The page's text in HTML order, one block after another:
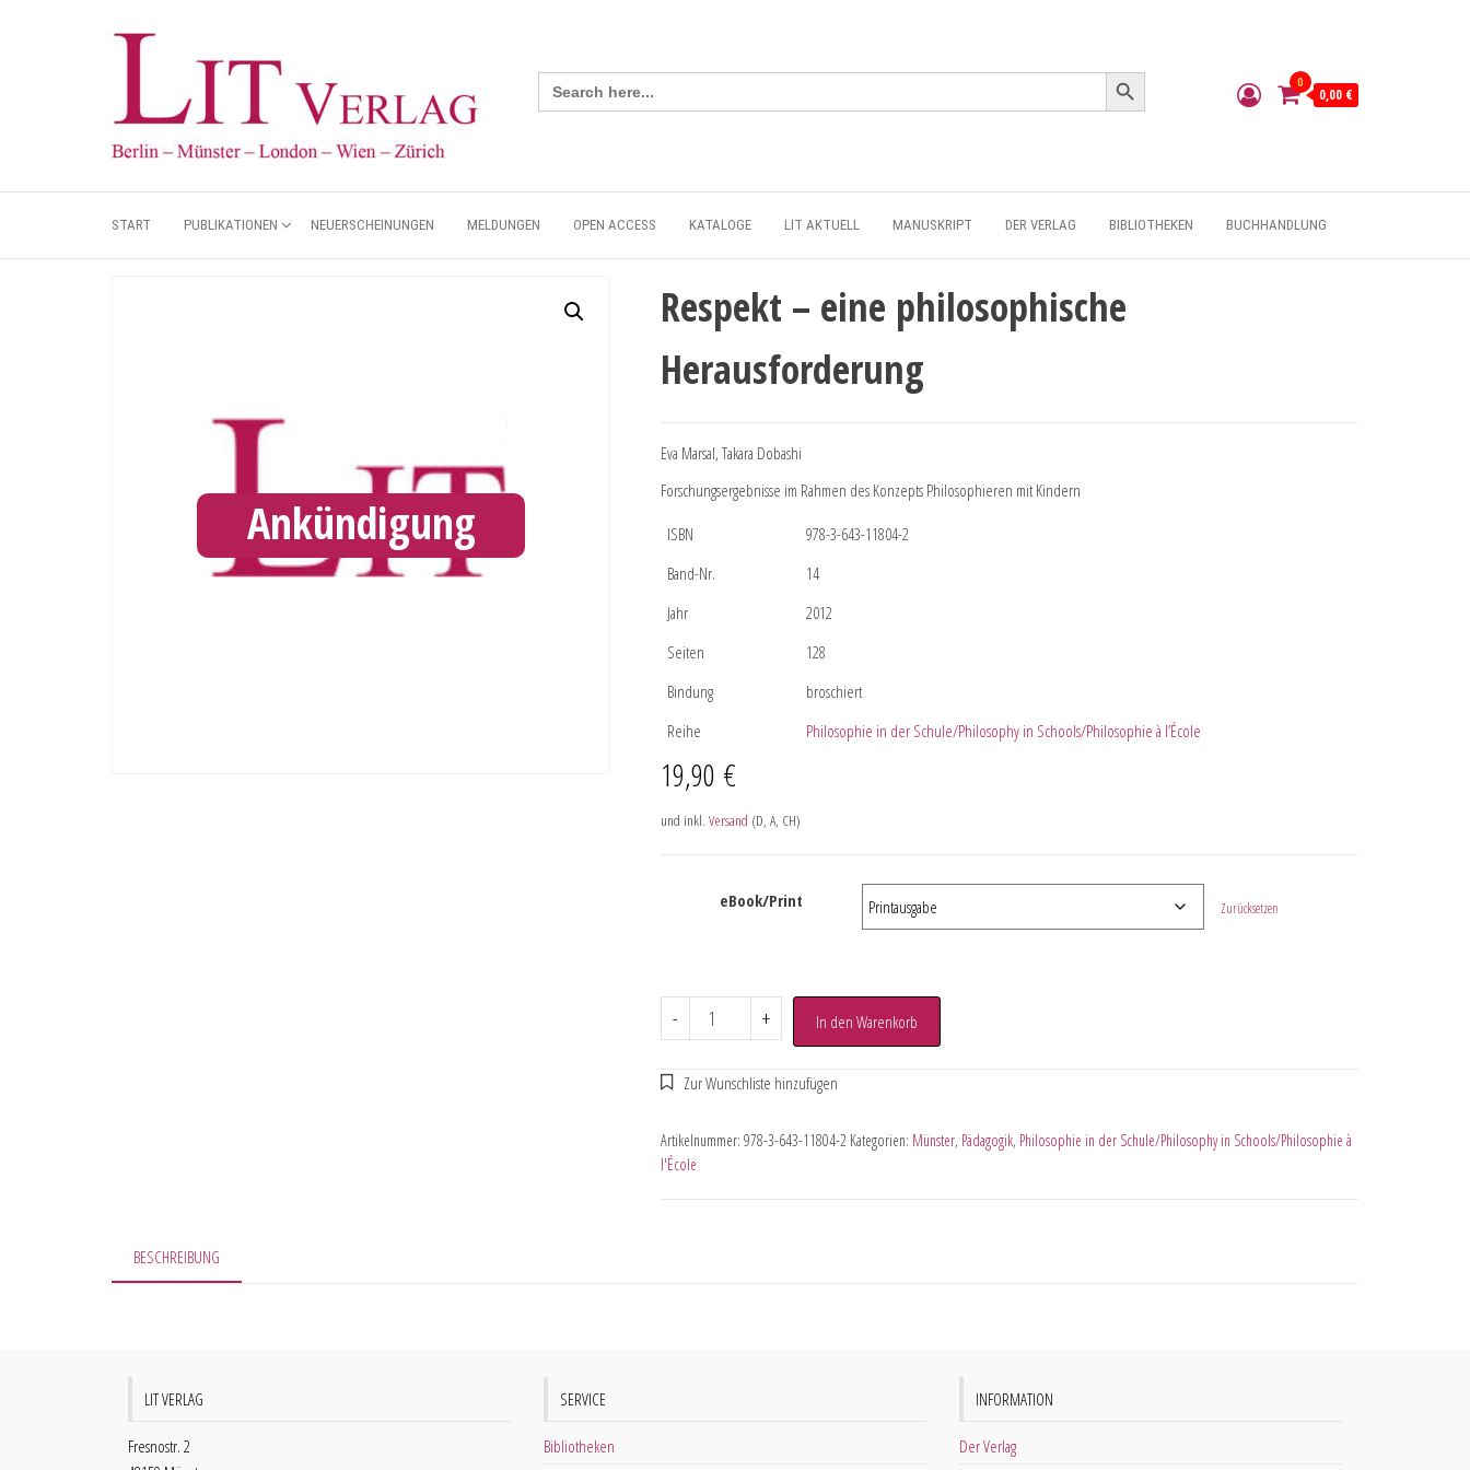
Search
for:
Search Button
0
0,00 €
START PUBLIKATIONEN NEUERSCHEINUNGEN MELDUNGEN OPEN ACCESS KATALOGE LIT AKTUELL MANUSKRIPT DER VERLAG BIBLIOTHEKEN BUCHHANDLUNG
Ankündigung
Respekt – eine philosophische
Herausforderung
Eva Marsal, Takara Dobashi
Forschungsergebnisse im Rahmen des Konzepts Philosophieren mit Kindern
ISBN
978-3-643-11804-2
Band-Nr.
14
Jahr
2012
Seiten
128
Bindung
broschiert
Reihe
Philosophie in der Schule/Philosophy in Schools/Philosophie à l’École
19,90 €
und inkl. Versand (D, A, CH)
eBook/Print Zurücksetzen
- + In den Warenkorb
Artikelnummer: 978-3-643-11804-2 Kategorien: Münster, Pädagogik, Philosophie in der Schule/Philosophy in Schools/Philosophie à
l'École
BESCHREIBUNG
LIT VERLAG
Fresnostr. 2
SERVICE
Bibliotheken
INFORMATION
Der Verlag